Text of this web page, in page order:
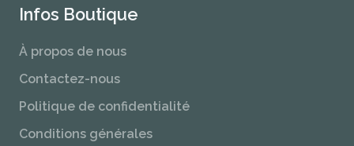
Infos Boutique
À propos de nous
Contactez-nous
Politique de confidentialité
Conditions générales